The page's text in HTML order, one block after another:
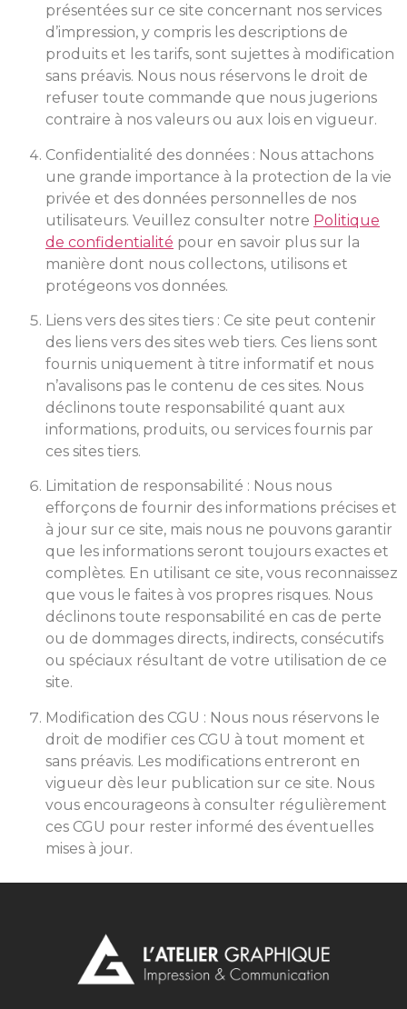
présentées sur ce site concernant nos services
d’impression, y compris les descriptions de
produits et les tarifs, sont sujettes à modification
sans préavis. Nous nous réservons le droit de
refuser toute commande que nous jugerions
contraire à nos valeurs ou aux lois en vigueur.
Confidentialité des données : Nous attachons
une grande importance à la protection de la vie
privée et des données personnelles de nos
utilisateurs. Veuillez consulter notre Politique
de confidentialité pour en savoir plus sur la
manière dont nous collectons, utilisons et
protégeons vos données.
Liens vers des sites tiers : Ce site peut contenir
des liens vers des sites web tiers. Ces liens sont
fournis uniquement à titre informatif et nous
n’avalisons pas le contenu de ces sites. Nous
déclinons toute responsabilité quant aux
informations, produits, ou services fournis par
ces sites tiers.
Limitation de responsabilité : Nous nous
efforçons de fournir des informations précises et
à jour sur ce site, mais nous ne pouvons garantir
que les informations seront toujours exactes et
complètes. En utilisant ce site, vous reconnaissez
que vous le faites à vos propres risques. Nous
déclinons toute responsabilité en cas de perte
ou de dommages directs, indirects, consécutifs
ou spéciaux résultant de votre utilisation de ce
site.
Modification des CGU : Nous nous réservons le
droit de modifier ces CGU à tout moment et
sans préavis. Les modifications entreront en
vigueur dès leur publication sur ce site. Nous
vous encourageons à consulter régulièrement
ces CGU pour rester informé des éventuelles
mises à jour.